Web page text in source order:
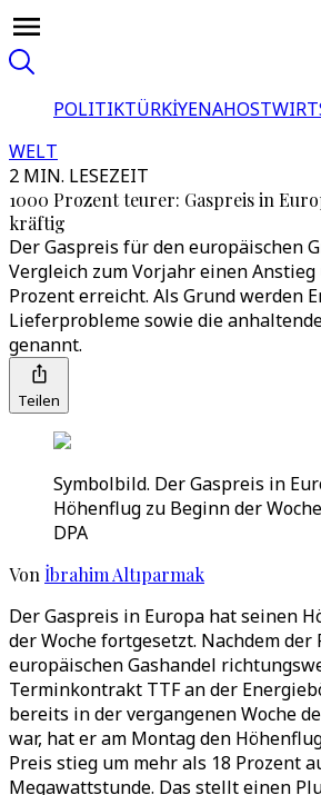
POLITIKTÜRKİYENAHOST
WELT
2 MIN. LESEZEIT
1000 Prozent teurer: Gaspreis in
kräftig
Der Gaspreis für den europäischen
Vergleich zum Vorjahr einen Anstieg
Prozent erreicht. Als Grund werden
Lieferprobleme sowie die
genannt.
Teilen
Symbolbild. Der Gaspreis in
Höhenflug zu Beginn der
DPA
Von İbrahim Altıparmak
Der Gaspreis in Europa hat seinen
der Woche fortgesetzt. Nachdem der
europäischen Gashandel
Terminkontrakt TTF an der
bereits in der vergangenen Woche
war, hat er am Montag den
Preis stieg um mehr als 18 Prozent
Megawattstunde. Das stellt einen